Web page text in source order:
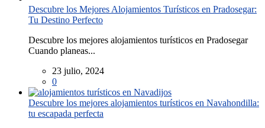
Descubre los Mejores Alojamientos Turísticos en Pradosegar:
Tu Destino Perfecto
Descubre los mejores alojamientos turísticos en Pradosegar
Cuando planeas...
23 julio, 2024
0
Descubre los mejores alojamientos turísticos en Navahondilla:
tu escapada perfecta